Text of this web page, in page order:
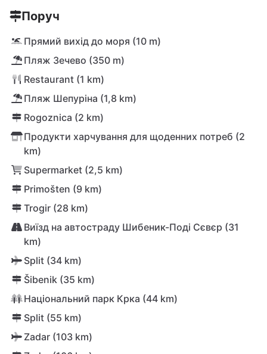
Поруч
Прямий вихід до моря (10 m)
Пляж Зечево (350 m)
Restaurant (1 km)
Пляж Шепуріна (1,8 km)
Rogoznica (2 km)
Продукти харчування для щоденних потреб (2
km)
Supermarket (2,5 km)
Primošten (9 km)
Trogir (28 km)
Виїзд на автостраду Шибеник-Поді Сєвєр (31
km)
Split (34 km)
Šibenik (35 km)
Національний парк Крка (44 km)
Split (55 km)
Zadar (103 km)